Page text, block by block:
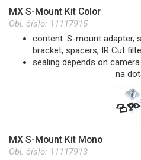
MX S-Mount Kit Color
Obj. číslo: 11117915
content: S-mount adapter,
bracket, spacers, IR Cut
sealing depends on
na
MX S-Mount Kit Mono
Obj. číslo: 11117913